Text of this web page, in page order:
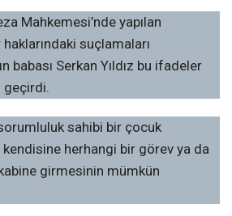
Mahkemesi’nde yapılan
suçlamaları
babası Serkan Yıldız bu ifadeler
geçirdi.
sahibi bir çocuk
herhangi bir görev ya da
girmesinin mümkün